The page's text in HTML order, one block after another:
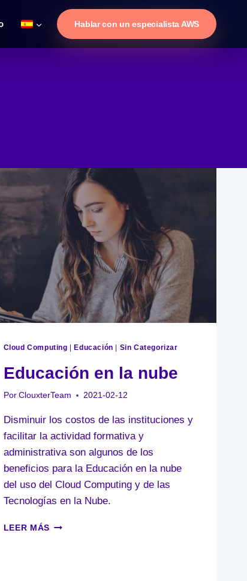
Hablar con un especialista AWS
Cloud Computing Educación Sin Categorizar
Educación en la nube
Por ClouxterTeam 2021-02-12
Disminuir los costos de las instituciones y
facilitar la actividad formativa y
administrativa son algunos de los
beneficios para la Educación en la nube
del uso del Cloud Computing y de las
Tecnologías en la Nube.
LEER MÁS EDUCACIÓN